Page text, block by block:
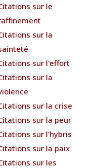
sur le
sur la
sur l'effort
sur la
sur la crise
sur la peur
sur l'hybris
sur la paix
sur les